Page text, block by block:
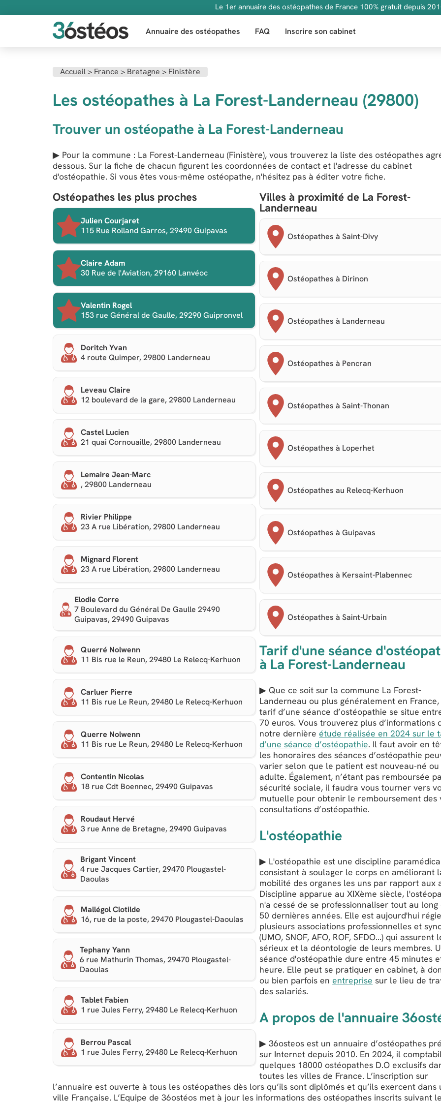
Le 1er annuaire des ostéopathes de France 100% gratuit depuis
Annuaire des ostéopathes FAQ Inscrire son cabinet
Accueil> France > Bretagne > Finistère
Les ostéopathes à La Forest-Landerneau (29800)
Trouver un ostéopathe à La Forest-Landerneau
▶ Pour la commune : La Forest-Landerneau (Finistère), vous trouverez la liste des ostéopathes
dessous. Sur la fiche de chacun figurent les coordonnées de contact et l'adresse du cabinet
d'ostéopathie. Si vous êtes vous-même ostéopathe, n'hésitez pas à éditer votre fiche.
Ostéopathes les plus proches
Julien Courjaret
115 Rue Rolland Garros, 29490 Guipavas
Claire Adam
30 Rue de l'Aviation, 29160 Lanvéoc
Valentin Rogel
153 rue Général de Gaulle, 29290 Guipronvel
Doritch Yvan
4 route Quimper, 29800 Landerneau
Leveau Claire
12 boulevard de la gare, 29800 Landerneau
Castel Lucien
21 quai Cornouaille, 29800 Landerneau
Lemaire Jean-Marc
, 29800 Landerneau
Rivier Philippe
23 A rue Libération, 29800 Landerneau
Mignard Florent
23 A rue Libération, 29800 Landerneau
Elodie Corre
7 Boulevard du Général De Gaulle 29490
Guipavas, 29490 Guipavas
Querré Nolwenn
11 Bis rue le Reun, 29480 Le Relecq-Kerhuon
Carluer Pierre
11 Bis rue Le Reun, 29480 Le Relecq-Kerhuon
Querre Nolwenn
11 Bis rue Le Reun, 29480 Le Relecq-Kerhuon
Contentin Nicolas
18 rue Cdt Boennec, 29490 Guipavas
Roudaut Hervé
3 rue Anne de Bretagne, 29490 Guipavas
Brigant Vincent
4 rue Jacques Cartier, 29470 Plougastel-
Daoulas
Mallégol Clotilde
16, rue de la poste, 29470 Plougastel-Daoulas
Tephany Yann
6 rue Mathurin Thomas, 29470 Plougastel-
Daoulas
Tablet Fabien
1 rue Jules Ferry, 29480 Le Relecq-Kerhuon
Berrou Pascal
1 rue Jules Ferry, 29480 Le Relecq-Kerhuon
Villes à proximité de La Forest-
Landerneau
Ostéopathes à Saint-Divy
Ostéopathes à Dirinon
Ostéopathes à Landerneau
Ostéopathes à Pencran
Ostéopathes à Saint-Thonan
Ostéopathes à Loperhet
Ostéopathes au Relecq-Kerhuon
Ostéopathes à Guipavas
Ostéopathes à Kersaint-Plabennec
Ostéopathes à Saint-Urbain
Tarif d'une séance
à La Forest-Landerneau
▶ Que ce soit sur la commune La Forest-
Landerneau ou plus généralement en
tarif d’une séance d’ostéopathie se situe
70 euros. Vous trouverez plus d’informations
notre dernière étude réalisée en 2024 sur le
d’une séance d’ostéopathie. Il faut avoir en
les honoraires des séances d’ostéopathie
varier selon que le patient est nouveau-né ou
adulte. Également, n’étant pas remboursée
sécurité sociale, il faudra vous tourner vers
mutuelle pour obtenir le remboursement des
consultations d’ostéopathie.
L'ostéopathie
▶ L'ostéopathie est une discipline
consistant à soulager le corps en améliorant
mobilité des organes les uns par rapport aux
Discipline apparue au XIXème siècle,
n'a cessé de se professionnaliser tout au long
50 dernières années. Elle est aujourd'hui
plusieurs associations professionnelles et
(UMO, SNOF, AFO, ROF, SFDO...) qui assurent
sérieux et la déontologie de leurs membres.
séance d'ostéopathie dure entre 45 minutes
heure. Elle peut se pratiquer en cabinet, à
ou bien parfois en entreprise sur le lieu de
des salariés.
A propos de l'annuaire
▶ 36osteos est un annuaire d’ostéopathes
sur Internet depuis 2010. En 2024, il
quelques 18000 ostéopathes D.O exclusifs
toutes les villes de France. L’inscription sur
l’annuaire est ouverte à tous les ostéopathes dès lors qu’ils sont diplômés et qu’ils exercent dans
ville Française. L’Equipe de 36ostéos met à jour les informations des ostéopathes inscrits suivant